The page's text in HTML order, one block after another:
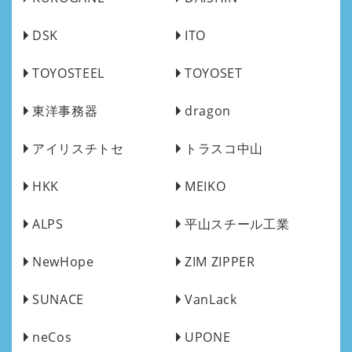
DSK ITO
TOYOSTEEL TOYOSET
東洋事務器 dragon
アイリスチトセ トラスコ中山
HKK MEIKO
ALPS 平山スチール工業
NewHope ZIM ZIPPER
SUNACE VanLack
neCos UPONE